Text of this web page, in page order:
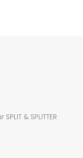
& SPLITTER